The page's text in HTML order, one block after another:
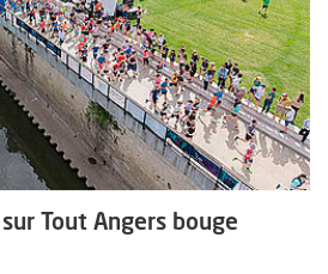
Tout Angers bouge